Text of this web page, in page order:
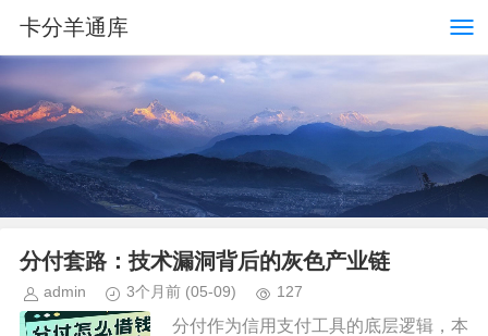
卡分羊通库
分付套路：技术漏洞背后的灰色产业链
admin 3个月前 (05-09) 127
分付作为信用支付工具的底层逻辑，本